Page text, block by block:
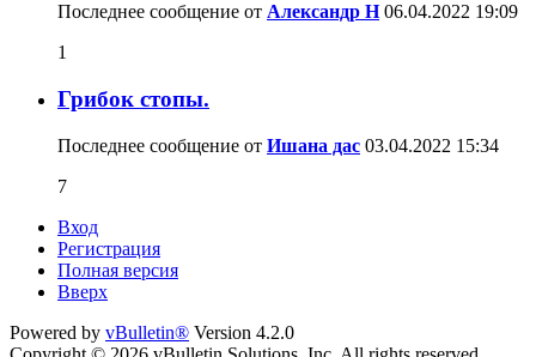
Последнее сообщение от Александр Н06.04.2022 19:09
1
Грибок стопы.
Последнее сообщение от Ишана дас 03.04.2022 15:34
7
Вход
Регистрация
Полная версия
Вверх
Powered by vBulletin® Version 4.2.0